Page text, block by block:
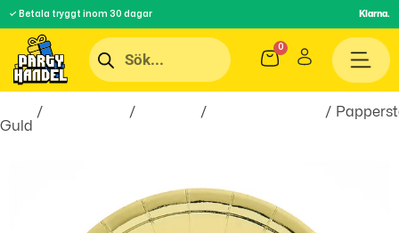
✓ Betala tryggt inom 30 dagar Klarna.
/ / /
/
Guld